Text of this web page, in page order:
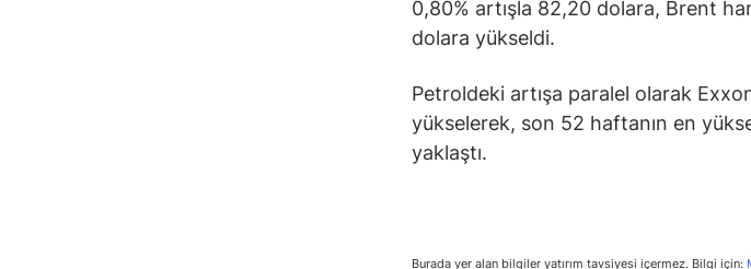
0,80% artışla 82,20 dolara, Brent
dolara yükseldi.
Petroldeki artışa paralel olarak
yükselerek, son 52 haftanın en
yaklaştı.
Burada yer alan bilgiler yatırım tavsiyesi içermez. Bilgi için: